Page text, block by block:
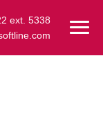
ext. 5338